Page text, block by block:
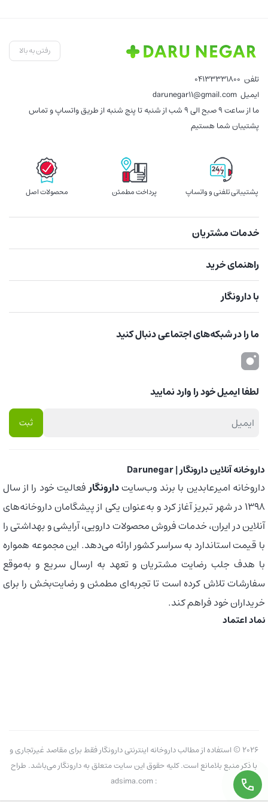
رفتن به بالا
تلفن 04133331800
ایمیل darunegar11@gmail.com
ما از ساعت 9 صبح الی 9 شب از شنبه تا پنج شنبه از طریق واتساپ و تماس
پشتیبان شما هستیم
پشتیبانی تلفنی و واتساپ پرداخت مطمئن محصولات اصل
خدمات مشتریان
راهنمای خرید
با دارونگار
ما را در شبکه‌های اجتماعی دنبال کنید
لطفا ایمیل خود را وارد نمایید
داروخانه آنلاین دارونگار | Darunegar
داروخانه امیرعابدین با برند وب‌سایتدارونگارفعالیت خود را از سال
1398 در شهر تبریز آغاز کرد و به‌عنوان یکی از پیشگامان داروخانه‌های
آنلاین در ایران، خدمات فروش محصولات دارویی، آرایشی و بهداشتی را
با قیمت استاندارد به سراسر کشور ارائه می‌دهد. این مجموعه همواره
با هدف جلب رضایت مشتریان و تعهد به ارسال سریع و به‌موقع
سفارشات تلاش کرده است تا تجربه‌ای مطمئن و رضایت‌بخش را برای
خریداران خود فراهم کند.
نماد اعتماد
2026 © استفاده از مطالب داروخانه اینترنتی دارونگار فقط برای مقاصد غیرتجاری و
با ذکر منبع بلامانع است. کلیه حقوق این سایت متعلق به دارونگار می‌باشد. طراح
: adsima.com